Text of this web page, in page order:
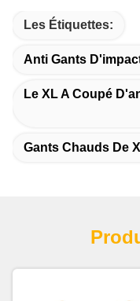
Les Étiquettes:
Anti Gants
Le XL A Coupé
Gants Chauds De